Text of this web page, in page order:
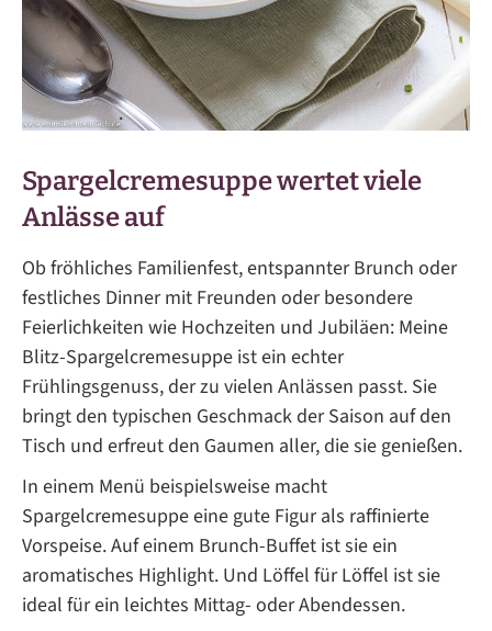
Spargelcremesuppe wertet viele
Anlässe auf
Ob fröhliches Familienfest, entspannter Brunch oder
festliches Dinner mit Freunden oder besondere
Feierlichkeiten wie Hochzeiten und Jubiläen: Meine
Blitz-Spargelcremesuppe ist ein echter
Frühlingsgenuss, der zu vielen Anlässen passt. Sie
bringt den typischen Geschmack der Saison auf den
Tisch und erfreut den Gaumen aller, die sie genießen.
In einem Menü beispielsweise macht
Spargelcremesuppe eine gute Figur als raffinierte
Vorspeise. Auf einem Brunch-Buffet ist sie ein
aromatisches Highlight. Und Löffel für Löffel ist sie
ideal für ein leichtes Mittag- oder Abendessen.